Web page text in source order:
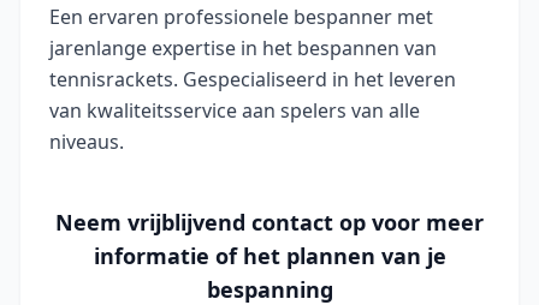
Een ervaren professionele bespanner met
jarenlange expertise in het bespannen van
tennisrackets. Gespecialiseerd in het leveren
van kwaliteitsservice aan spelers van alle
niveaus.
Neem vrijblijvend contact op voor meer
informatie of het plannen van je
bespanning